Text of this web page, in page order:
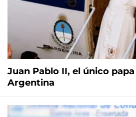
Juan Pablo II, el único
Argentina